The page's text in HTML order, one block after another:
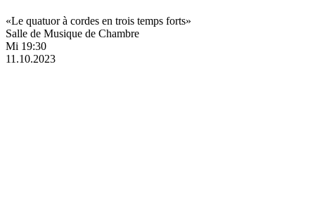
«Le quatuor à cordes en trois temps forts»
Salle de Musique de Chambre
Mi 19:30
11.10.2023